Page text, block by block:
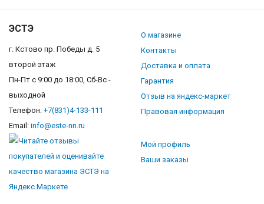
ЭСТЭ
г. Кстово пр. Победы д. 5
второй этаж
Пн-Пт с 9:00 до 18:00, Сб-Вс -
выходной
Телефон: +7(831)4-133-111
Email: info@este-nn.ru
О магазине
Контакты
Доставка и оплата
Гарантия
Отзыв на яндекс-маркет
Правовая информация
Мой профиль
Ваши заказы